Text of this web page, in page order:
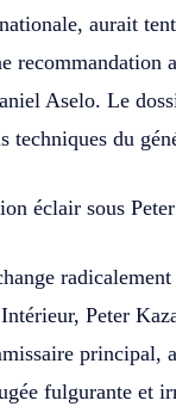
aurait
recommandation
Aselo. Le
techniques du
éclair sous
Peter
principal,
fulgurante et